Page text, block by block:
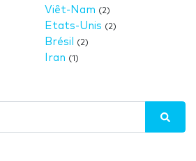
Viêt-Nam (2)
Etats-Unis (2)
Brésil (2)
Iran (1)